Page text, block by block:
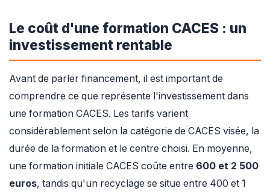
Le coût d'une formation CACES : un
investissement rentable
Avant de parler financement, il est important de
comprendre ce que représente l'investissement dans
une formation CACES. Les tarifs varient
considérablement selon la catégorie de CACES visée, la
durée de la formation et le centre choisi. En moyenne,
une formation initiale CACES coûte entre 600 et 2 500
euros, tandis qu'un recyclage se situe entre 400 et 1